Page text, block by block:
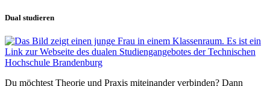
Dual studieren
Du möchtest Theorie und Praxis miteinander verbinden? Dann